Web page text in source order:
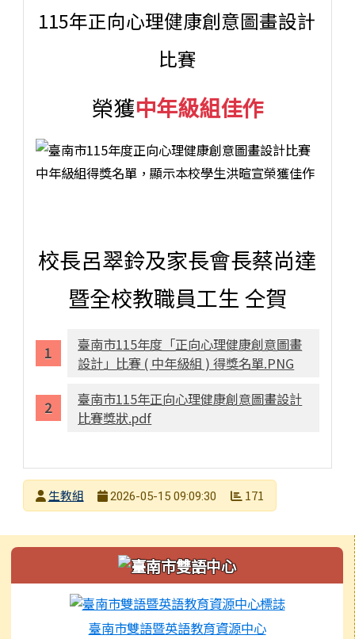
115年正向心理健康創意圖畫設計
比賽
榮獲中年級組佳作
臺南市115年度正向心理健康創意圖畫設計比賽（中年級
校長呂翠鈴及家長會長蔡尚達
暨全校教職員工生 仝賀
臺南市115年度「正向心理健康創意圖畫
設計」比賽 ( 中年級組 ) 得獎名單.PNG
臺南市115年正向心理健康創意圖畫設計
比賽獎狀.pdf
發布者生教組
2026-05-15 09:09:30 171
左邊區域內容
臺南市雙語暨英語教育資源中心